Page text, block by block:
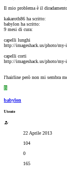
Il mio problema è il
kakaroth86 ha scritto:
babylon ha scritto:
9 mesi di cura:
capelli lunghi
http://imageshack.us/photo/
capelli corti
http://imageshack.us/photo/
l'hairline però non mi sembra
B
babylon
Utente
22 Aprile 2013
104
0
165